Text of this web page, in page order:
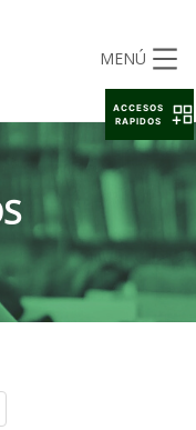
MENÚ
ACCESOS
RAPIDOS